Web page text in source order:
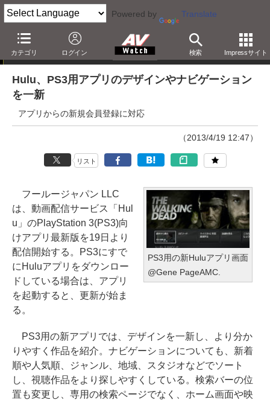
Powered by Translate
カテゴリ ログイン 検索 Impressサイト
ニュース
Hulu、PS3用アプリのデザインやナビゲーション
を一新
アプリからの新規会員登録に対応
（2013/4/19 12:47）
リスト
PS3用の新Huluアプリ画面
@Gene PageAMC.
フールージャパン LLC
は、動画配信サービス「Hul
u」のPlayStation 3(PS3)向
けアプリ最新版を19日より
配信開始する。PS3にすで
にHuluアプリをダウンロー
ドしている場合は、アプリ
を起動すると、更新が始ま
る。
PS3用の新アプリでは、デザインを一新し、より分か
りやすく作品を紹介。ナビゲーションについても、新着
順や人気順、ジャンル、地域、スタジオなどでソート
し、視聴作品をより探しやすくしている。検索バーの位
置も変更し、専用の検索ページでなく、ホーム画面や映